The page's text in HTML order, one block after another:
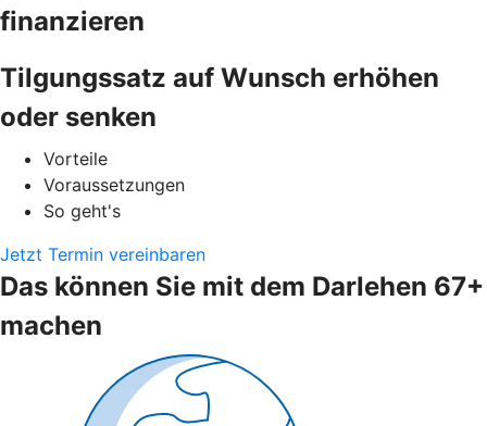
finanzieren
Tilgungssatz auf Wunsch erhöhen
oder senken
Vorteile
Voraussetzungen
So geht's
Jetzt Termin vereinbaren
Das können Sie mit dem Darlehen 67+
machen